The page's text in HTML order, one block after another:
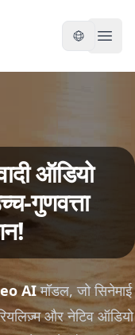
ऑडियो
गुणवत्ता
AIमॉडल, जो सिनेमाई
और नेटिव ऑडियो